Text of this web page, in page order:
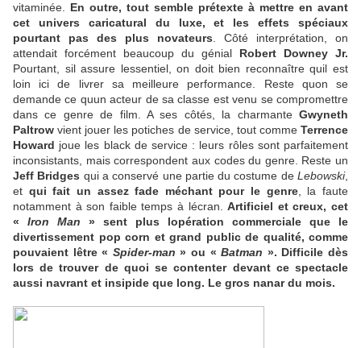
vitaminée. En outre, tout semble prétexte à mettre en avant
cet univers caricatural du luxe, et les effets spéciaux
pourtant pas des plus novateurs . Côté interprétation, on
attendait forcément beaucoup du génial Robert Downey Jr.
Pourtant, sil assure lessentiel, on doit bien reconnaître quil est
loin ici de livrer sa meilleure performance. Reste quon se
demande ce quun acteur de sa classe est venu se compromettre
dans ce genre de film. A ses côtés, la charmante Gwyneth
Paltrow vient jouer les potiches de service, tout comme Terrence
Howard joue les black de service : leurs rôles sont parfaitement
inconsistants, mais correspondent aux codes du genre. Reste un
Jeff Bridges qui a conservé une partie du costume deLebowski,
et qui fait un assez fade méchant pour le genre, la faute
notamment à son faible temps à lécran.Artificiel et creux, cet
« Iron Man » sent plus lopération commerciale que le
divertissement pop corn et grand public de qualité, comme
pouvaient lêtre « Spider-man » ou «Batman ». Difficile dès
lors de trouver de quoi se contenter devant ce spectacle
aussi navrant et insipide que long. Le gros nanar du mois.